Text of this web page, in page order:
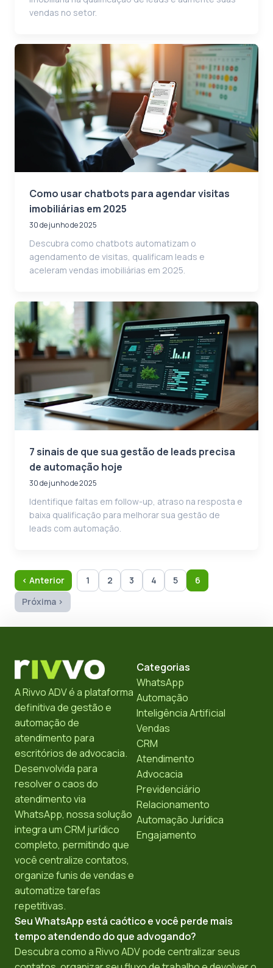
vendas no setor.
Como usar chatbots para agendar visitas
imobiliárias em 2025
30 de junho de 2025
Descubra como chatbots automatizam o
agendamento de visitas, qualificam leads e
aceleram vendas imobiliárias em 2025.
7 sinais de que sua gestão de leads precisa
de automação hoje
30 de junho de 2025
Identifique faltas em follow-up, atraso na resposta e
baixa qualificação para melhorar sua gestão de
leads com automação.
‹ Anterior 1 2 3 4 5
6
Próxima ›
A Rivvo ADV é a plataforma
definitiva de gestão e
automação de
atendimento para
escritórios de advocacia.
Desenvolvida para
resolver o caos do
atendimento via
WhatsApp, nossa solução
integra um CRM jurídico
completo, permitindo que
você centralize contatos,
organize funis de vendas e
automatize tarefas
repetitivas.
Categorias
WhatsApp
Automação
Inteligência Artificial
Vendas
CRM
Atendimento
Advocacia
Previdenciário
Relacionamento
Automação Jurídica
Engajamento
Seu WhatsApp está caótico e você perde mais
tempo atendendo do que advogando?
Descubra como a Rivvo ADV pode centralizar seus